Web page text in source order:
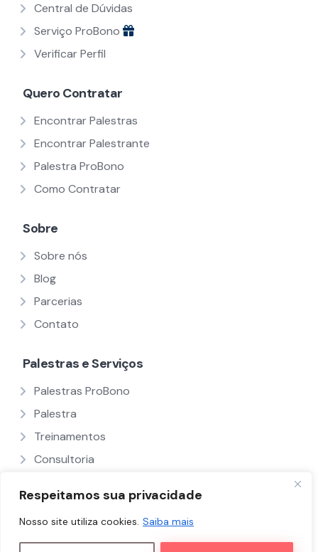
Respeitamos sua privacidade
Nosso site utiliza cookies. Saiba mais
Central de Dúvidas
Serviço ProBono
Verificar Perfil
Quero Contratar
Encontrar Palestras
Encontrar Palestrante
Palestra ProBono
Como Contratar
Sobre
Sobre nós
Blog
Parcerias
Contato
Palestras e Serviços
Palestras ProBono
Palestra
Treinamentos
Consultoria